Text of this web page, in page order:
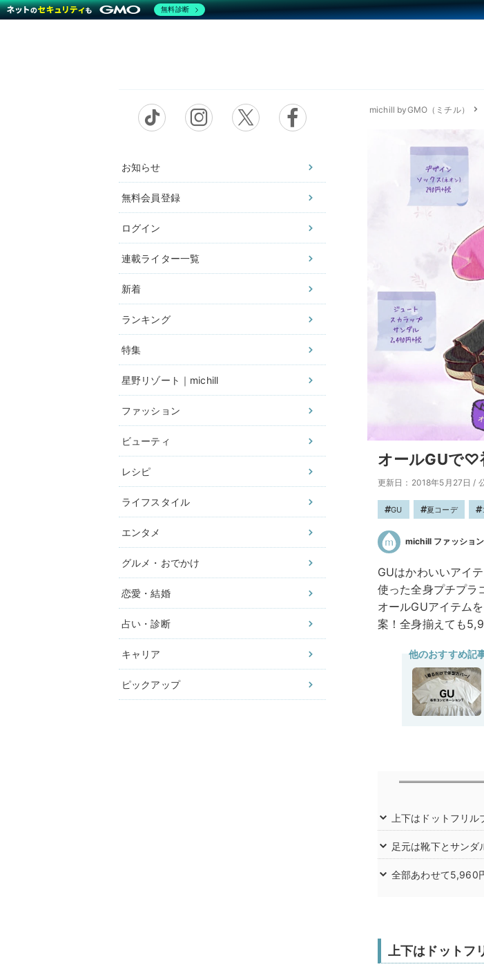
お知らせ
無料会員登録
ログイン
連載ライター一覧
新着
ランキング
特集
星野リゾート｜michill
ファッション
ビューティ
レシピ
ライフスタイル
エンタメ
グルメ・おでかけ
恋愛・結婚
占い・診断
キャリア
ピックアップ
michill byGMO（ミチル）
オールGUで♡
更新日：2018年5月27日 /
GU 夏コーデ
michill ファッション
GUはかわいいアイ
使った全身プチプラ
オールGUアイテム
案！全身揃えても
他のおすすめ記
上下はドットフリ
足元は靴下とサン
全部あわせて5,960
上下はドットフ
無料診断